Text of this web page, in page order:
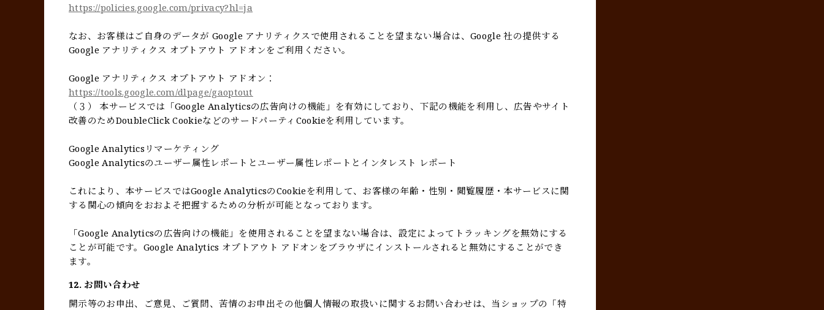
https://policies.google.com/privacy?hl=ja
なお、お客様はご自身のデータが Google アナリティクスで使用されることを望まない場合は、Google 社の提供する
Google アナリティクス オプトアウト アドオンをご利用ください。
Google アナリティクス オプトアウト アドオン：
https://tools.google.com/dlpage/gaoptout
（３） 本サービスでは「Google Analyticsの広告向けの機能」を有効にしており、下記の機能を利用し、広告やサイト
改善のためDoubleClick CookieなどのサードパーティCookieを利用しています。
Google Analyticsリマーケティング
Google Analyticsのユーザー属性レポートとユーザー属性レポートとインタレスト レポート
これにより、本サービスではGoogle AnalyticsのCookieを利用して、お客様の年齢・性別・閲覧履歴・本サービスに関
する関心の傾向をおおよそ把握するための分析が可能となっております。
「Google Analyticsの広告向けの機能」を使用されることを望まない場合は、設定によってトラッキングを無効にする
ことが可能です。Google Analytics オプトアウト アドオンをブラウザにインストールされると無効にすることができ
ます。
12. お問い合わせ
開示等のお申出、ご意見、ご質問、苦情のお申出その他個人情報の取扱いに関するお問い合わせは、当ショップの「特